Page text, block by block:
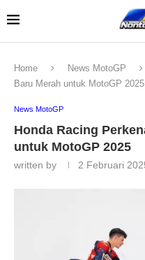
Home News MotoGP
Baru Merah untuk MotoGP 2025
News MotoGP
Honda Racing
untuk MotoGP 2025
written by 2 Februari